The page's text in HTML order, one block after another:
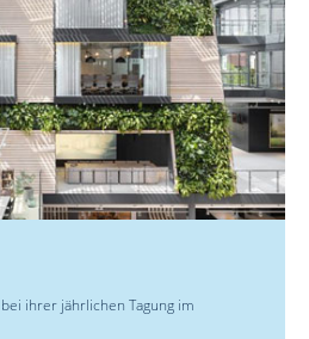
ihrer jährlichen Tagung im